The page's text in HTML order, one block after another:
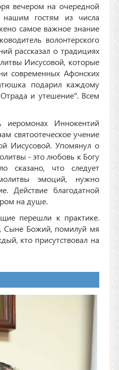
вечером на очередной
нашим гостям из числа
самое важное знание
волонтерского
рассказал о традициях
Иисусовой, которые
современных Афонских
подарил каждому
и утешение". Всем
Иннокентий
святоотеческое учение
Иисусовой. Упомянул о
- это любовь к Богу
сказано, что следует
эмоций, нужно
Действие благодатной
на душе.
перешли к практике.
Сыне Божий, помилуй мя
кто присутствовал на